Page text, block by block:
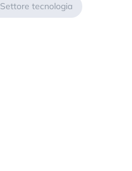
Settore tecnologia